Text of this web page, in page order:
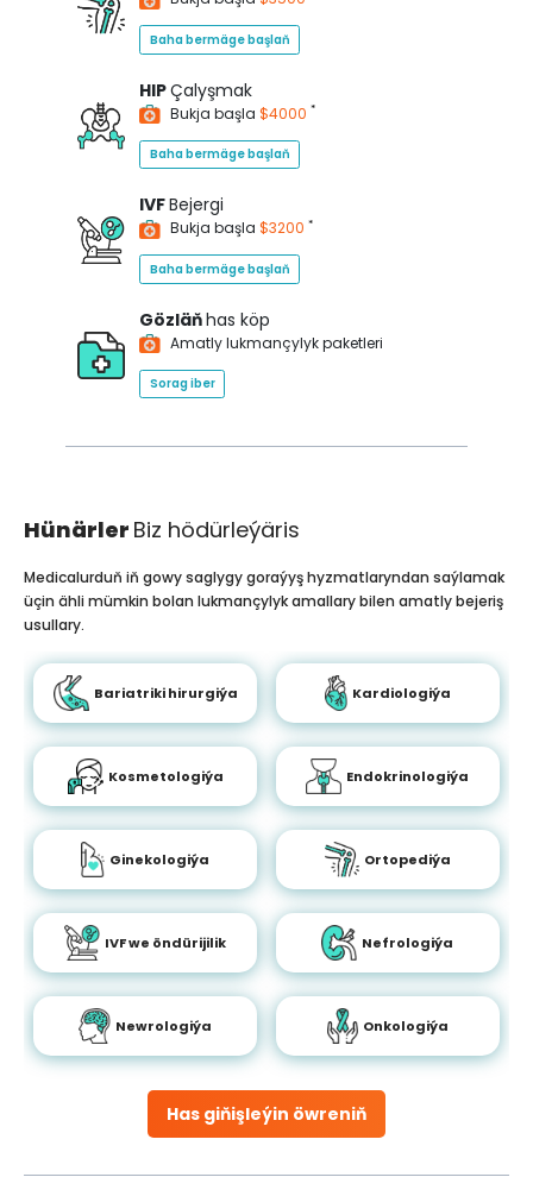
Baha bermäge başlaň
HIPÇalyşmak
Bukja başla $4000 *
Baha bermäge başlaň
IVFBejergi
Bukja başla $3200 *
Baha bermäge başlaň
Gözläňhas köp
Amatly lukmançylyk paketleri
Sorag iber
Hünärler Biz hödürleýäris
Has giňişleýin öwreniň
Medicalurduň iň gowy saglygy goraýyş hyzmatlaryndan saýlamak
üçin ähli mümkin bolan lukmançylyk amallary bilen amatly bejeriş
usullary.
Bariatriki hirurgiýa Kardiologiýa
Kosmetologiýa Endokrinologiýa
Ginekologiýa Ortopediýa
IVF we öndürijilik Nefrologiýa
Newrologiýa Onkologiýa